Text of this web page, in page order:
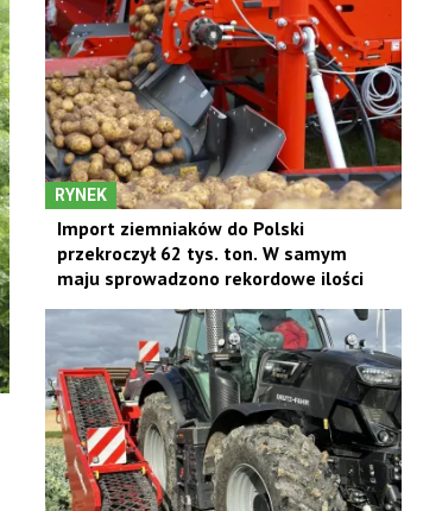
RYNEK
Import ziemniaków do Polski
przekroczył 62 tys. ton. W samym
maju sprowadzono rekordowe ilości